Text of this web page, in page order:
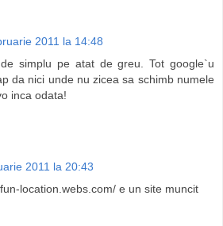
2011 la 14:48
simplu pe atat de greu. Tot google`u
da nici unde nu zicea sa schimb numele
inca odata!
2011 la 20:43
location.webs.com/ e un site muncit